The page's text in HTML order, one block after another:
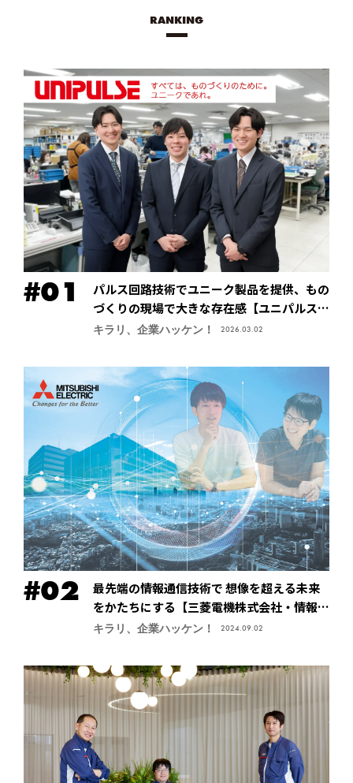
RANKING
パルス回路技術でユニーク製品を提供、もの
づくりの現場で大きな存在感【ユニパルス株
式会社】
キラリ、企業ハッケン！ 2026.03.02
最先端の情報通信技術で 想像を超える未来
をかたちにする【三菱電機株式会社・情報技
術総合研究所】
キラリ、企業ハッケン！ 2024.09.02